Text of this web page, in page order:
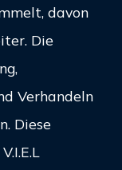
davon
Die
Verhandeln
Diese